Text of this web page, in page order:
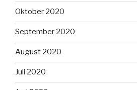
Oktober 2020
September 2020
August 2020
Juli 2020